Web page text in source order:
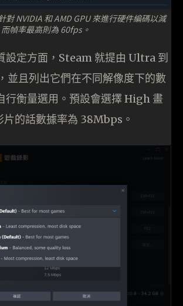
對 NVIDIA 和 AMD GPU 來進行硬件編碼以減
幀率最高則為 60fps。
設定方面，Steam 就提由 Ultra 到
並且列出它們在不同解像度下的數
行衡量選用。預設會選擇 High 畫
片的話數據率為 38Mbps。